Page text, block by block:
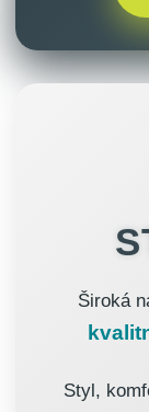
Široká
Styl,